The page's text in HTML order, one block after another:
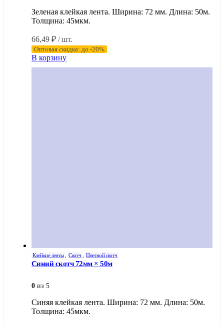
Зеленая клейкая лента. Ширина: 72 мм. Длина: 50м.
Толщина: 45мкм.
66,49 ₽ / шт.
Оптовая скидка: до -20%
В корзину
Клейкие ленты, Скотч , Цветной скотч
Синий скотч 72мм × 50м
0 из 5
Синяя клейкая лента. Ширина: 72 мм. Длина: 50м.
Толщина: 45мкм.